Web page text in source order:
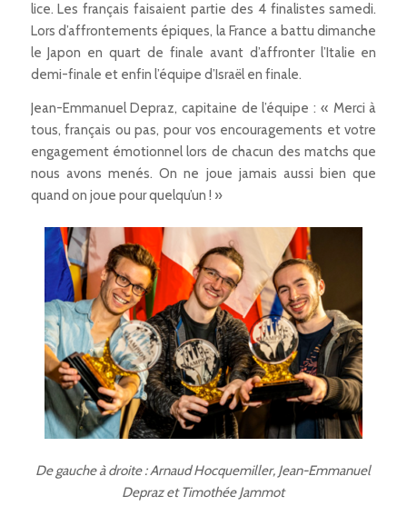
lice. Les français faisaient partie des 4 finalistes samedi.
Lors d’affrontements épiques, la France a battu dimanche
le Japon en quart de finale avant d’affronter l’Italie en
demi-finale et enfin l’équipe d’Israël en finale.
Jean-Emmanuel Depraz, capitaine de l’équipe : « Merci à
tous, français ou pas, pour vos encouragements et votre
engagement émotionnel lors de chacun des matchs que
nous avons menés. On ne joue jamais aussi bien que
quand on joue pour quelqu’un ! »
De gauche à droite : Arnaud Hocquemiller, Jean-Emmanuel
Depraz et Timothée Jammot